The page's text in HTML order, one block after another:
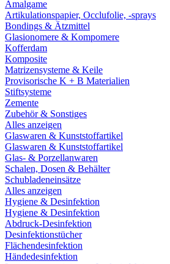
Amalgame
Artikulationspapier, Occlufolie, -sprays
Bondings & Ätzmittel
Glasionomere & Kompomere
Kofferdam
Komposite
Matrizensysteme & Keile
Provisorische K + B Materialien
Stiftsysteme
Zemente
Zubehör & Sonstiges
Alles anzeigen
Glaswaren & Kunststoffartikel
Glaswaren & Kunststoffartikel
Glas- & Porzellanwaren
Schalen, Dosen & Behälter
Schubladeneinsätze
Alles anzeigen
Hygiene & Desinfektion
Hygiene & Desinfektion
Abdruck-Desinfektion
Desinfektionstücher
Flächendesinfektion
Händedesinfektion